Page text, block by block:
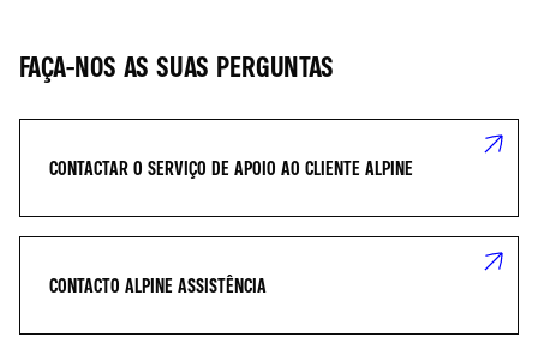
FAÇA-NOS AS SUAS PERGUNTAS
CONTACTAR O SERVIÇO DE APOIO AO CLIENTE ALPINE
CONTACTO ALPINE ASSISTÊNCIA